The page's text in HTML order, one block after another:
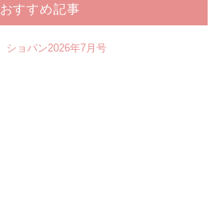
おすすめ記事
ショパン2026年7月号